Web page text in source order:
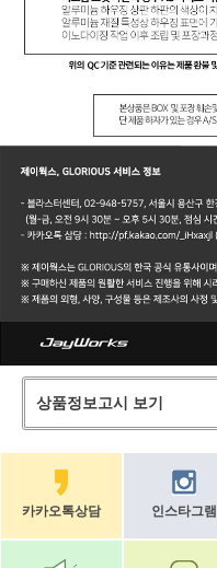
상품정보고시 보기
카카오톡상담 인스타그램